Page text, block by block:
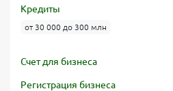
Кредиты
от 30 000 до 300 млн
Счет для бизнеса
Регистрация бизнеса